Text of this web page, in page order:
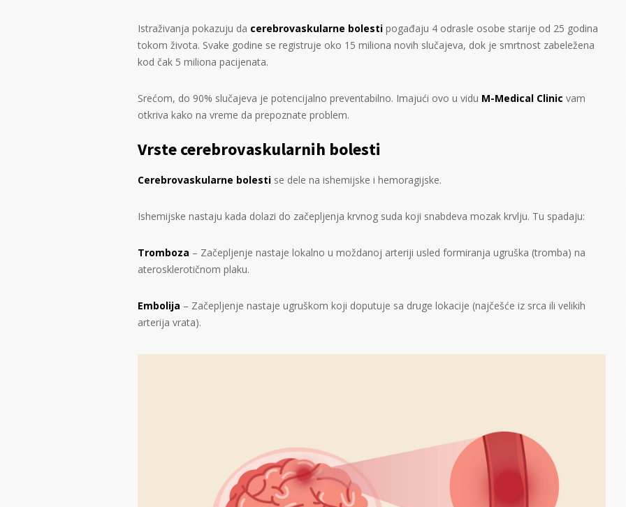
Istraživanja pokazuju da cerebrovaskularne bolesti pogađaju 4 odrasle osobe starije od 25 godina
tokom života. Svake godine se registruje oko 15 miliona novih slučajeva, dok je smrtnost zabeležena
kod čak 5 miliona pacijenata.
Srećom, do 90% slučajeva je potencijalno preventabilno. Imajući ovo u vidu M-Medical Clinic vam
otkriva kako na vreme da prepoznate problem.
Vrste cerebrovaskularnih bolesti
Cerebrovaskularne bolesti se dele na ishemijske i hemoragijske.
Ishemijske nastaju kada dolazi do začepljenja krvnog suda koji snabdeva mozak krvlju. Tu spadaju:
Tromboza – Začepljenje nastaje lokalno u moždanoj arteriji usled formiranja ugruška (tromba) na
aterosklerotičnom plaku.
Embolija – Začepljenje nastaje ugruškom koji doputuje sa druge lokacije (najčešće iz srca ili velikih
arterija vrata).